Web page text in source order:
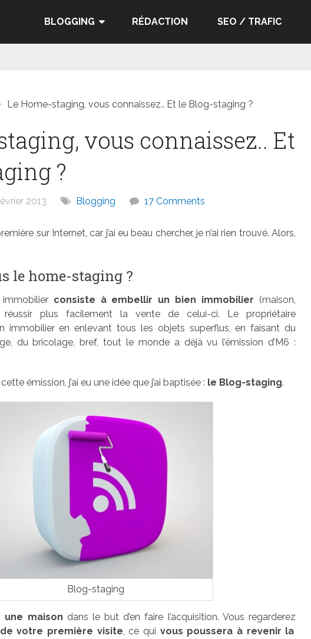
BLOGGING RÉDACTION SEO / TRAFIC
Le Home-staging, vous connaissez.. Et le Blog-staging ?
vous connaissez.. Et
?
2013 Blogging 17 Comments
sur Internet, car j’ai eu beau chercher, je n’ai rien trouvé. Alors,
le home-staging ?
consiste à embellir un bien immobilier (maison,
plus facilement la vente de celui-ci. Le propriétaire
immobilier en enlevant tous les objets superflus, en faisant du
du bricolage, bref, tout le monde a déjà vu l’émission d’M6 :
émission, j’ai eu une idée que j’ai baptisée : le Blog-staging.
Blog-staging
une maison dans le but d’en faire l’acquisition. Vous regarderez
votre première visite, ce qui vous poussera à revenir la